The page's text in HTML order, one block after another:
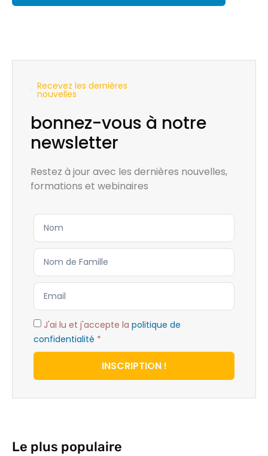
Recevez les dernières
nouvelles
bonnez-vous à notre
newsletter
Restez à jour avec les dernières nouvelles,
formations et webinaires
J'ai lu et j'accepte la politique de
confidentialité *
INSCRIPTION !
Le plus populaire